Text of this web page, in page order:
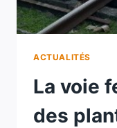
ACTUALITÉS
La voie
des